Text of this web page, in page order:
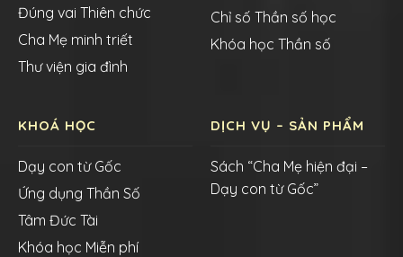
Đúng vai Thiên chức
Cha Mẹ minh triết
Thư viện gia đình
Chỉ số Thần số học
Khóa học Thần số
KHOÁ HỌC
Dạy con từ Gốc
Ứng dụng Thần Số
Tâm Đức Tài
Khóa học Miễn phí
DỊCH VỤ – SẢN PHẨM
Sách “Cha Mẹ hiện đại –
Dạy con từ Gốc”